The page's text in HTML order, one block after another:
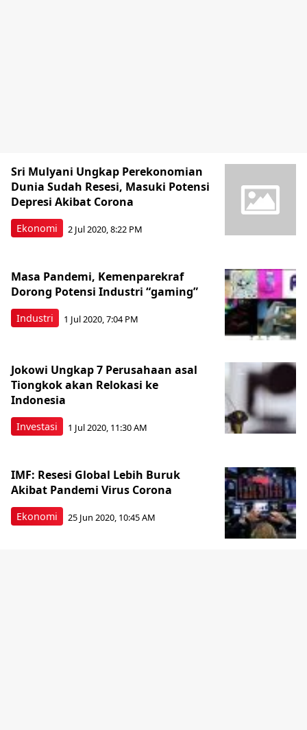
Ekonomi
Sri Mulyani Ungkap Perekonomian
Dunia Sudah Resesi, Masuki Potensi
Depresi Akibat Corona
2 Jul 2020, 8:22 PM
Industri
Masa Pandemi, Kemenparekraf
Dorong Potensi Industri “gaming”
1 Jul 2020, 7:04 PM
Investasi
Jokowi Ungkap 7 Perusahaan asal
Tiongkok akan Relokasi ke
Indonesia
1 Jul 2020, 11:30 AM
Ekonomi
IMF: Resesi Global Lebih Buruk
Akibat Pandemi Virus Corona
25 Jun 2020, 10:45 AM